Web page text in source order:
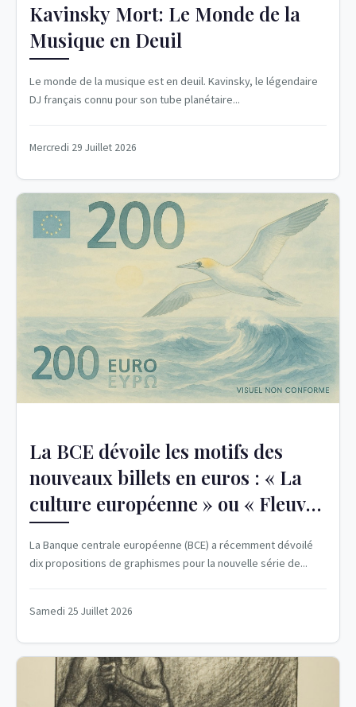
Kavinsky Mort: Le Monde de la
Musique en Deuil
Le monde de la musique est en deuil. Kavinsky, le légendaire
DJ français connu pour son tube planétaire...
Mercredi 29 Juillet 2026
La BCE dévoile les motifs des
nouveaux billets en euros : « La
culture européenne » ou « Fleuves
et oiseaux »
La Banque centrale européenne (BCE) a récemment dévoilé
dix propositions de graphismes pour la nouvelle série de...
Samedi 25 Juillet 2026